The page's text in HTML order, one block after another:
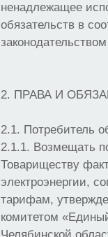
ненадлежащее
обязательств в
2. ПРАВА И
2.1. Потребитель
2.1.1. Возмещать
Товариществу
электроэнергии,
тарифам,
комитетом